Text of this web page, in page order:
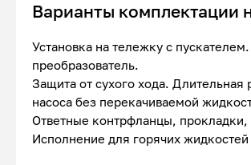
Варианты комплектации
Установка на тележку с
преобразователь.
Защита от сухого хода. Длительная
насоса без перекачиваемой
Ответные контрфланцы,
Исполнение для горячих жидкостей